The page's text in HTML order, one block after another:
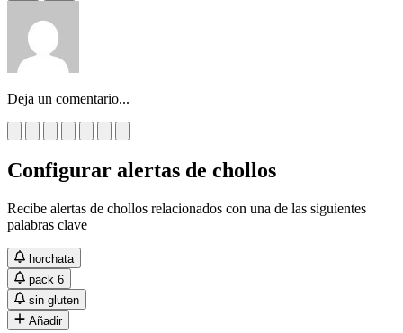
Deja un comentario...
Configurar alertas de chollos
Recibe alertas de chollos relacionados con una de las siguientes
palabras clave
horchata
pack 6
sin gluten
Añadir